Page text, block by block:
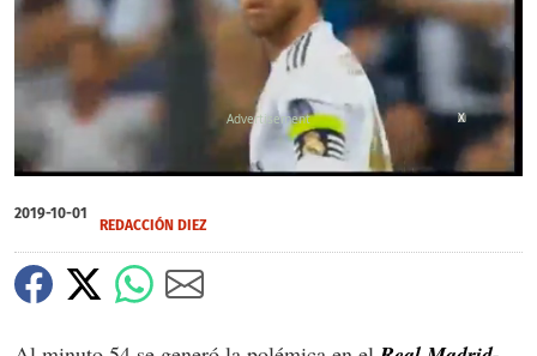
of
1
14
seconds
X
2019-10-01
REDACCIÓN DIEZ